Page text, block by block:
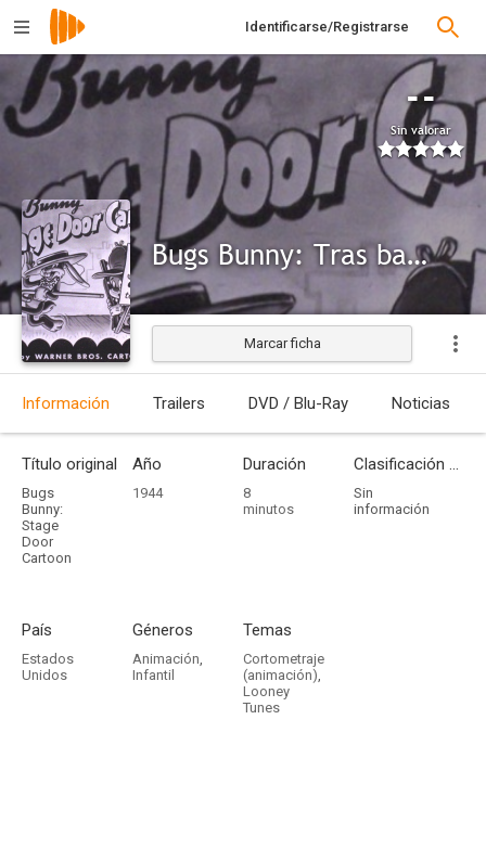
Identificarse/Registrarse
--
Sin valorar
Bugs Bunny: Tras bambalinas
Marcar ficha
Información Trailers DVD / Blu-Ray Noticias
Título original
Bugs
Bunny:
Stage
Door
Cartoon
Año
1944
Duración
8
minutos
Clasificación por edades
Sin
información
País
Estados
Unidos
Géneros
Animación,
Infantil
Temas
Cortometraje
(animación),
Looney
Tunes